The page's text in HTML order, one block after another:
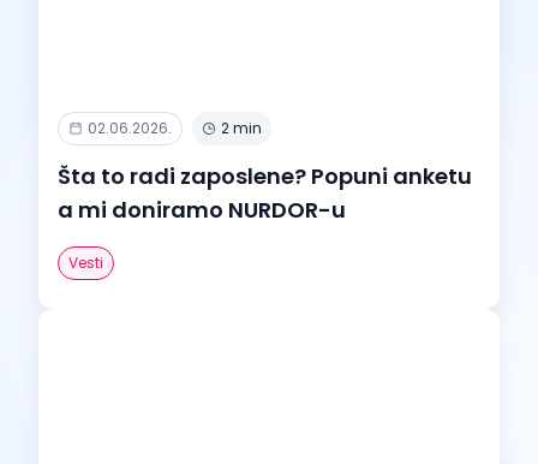
02.06.2026. 2 min
Šta to radi zaposlene? Popuni anketu
a mi doniramo NURDOR-u
Vesti